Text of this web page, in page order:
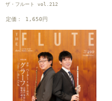
ザ・フルート vol.212
定価： 1,650円